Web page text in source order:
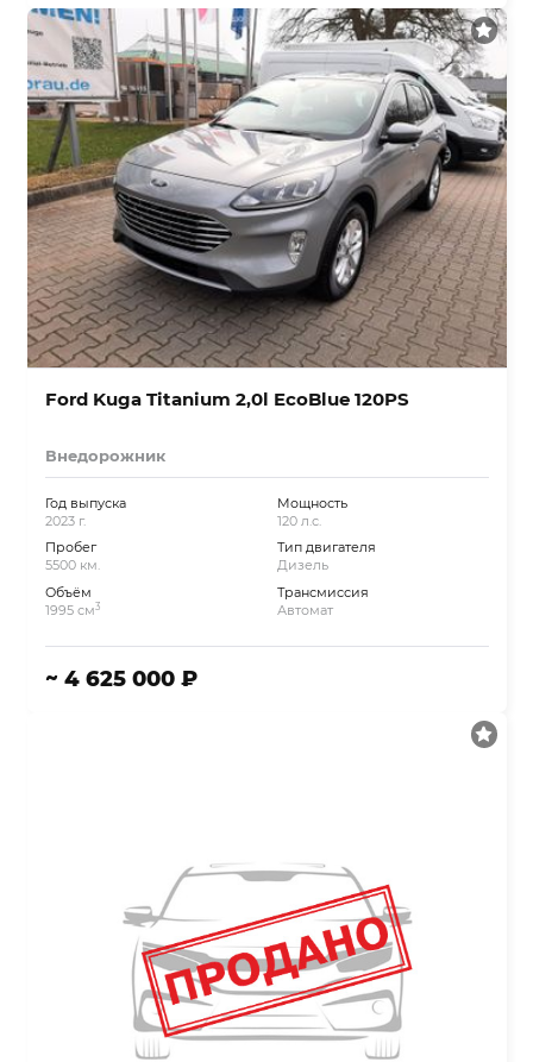
Ford Kuga Titanium 2,0l EcoBlue 120PS
Внедорожник
Год выпуска
2023 г.
Пробег
5500 км.
Объём
1995 см3
Мощность
120 л.с.
Тип двигателя
Дизель
Трансмиссия
Автомат
~ 4 625 000 ₽